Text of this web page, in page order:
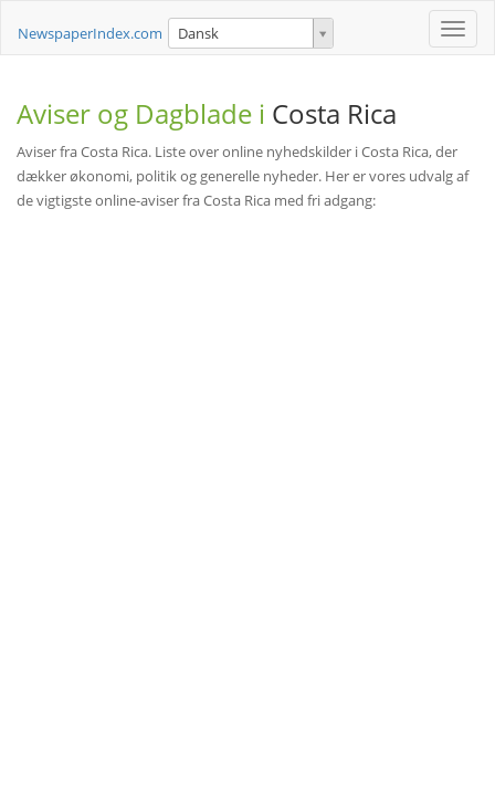
Toggle
NewspaperIndex.com Dansk
Aviser og Dagblade i Costa Rica
Aviser fra Costa Rica. Liste over online nyhedskilder i Costa Rica, der
dækker økonomi, politik og generelle nyheder. Her er vores udvalg af
de vigtigste online-aviser fra Costa Rica med fri adgang: